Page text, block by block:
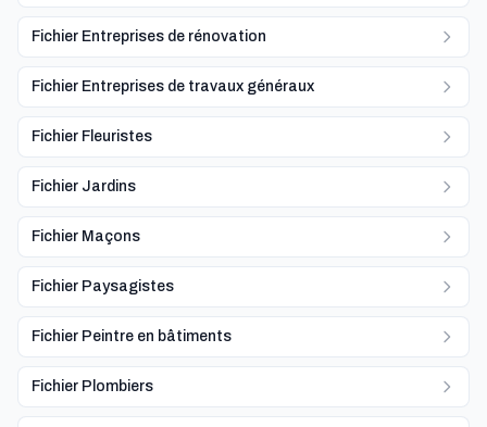
Fichier Entreprises de rénovation
Fichier Entreprises de travaux généraux
Fichier Fleuristes
Fichier Jardins
Fichier Maçons
Fichier Paysagistes
Fichier Peintre en bâtiments
Fichier Plombiers